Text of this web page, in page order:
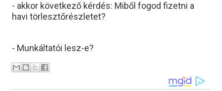
- akkor következő kérdés: Miből fogod fizetni a
havi törlesztőrészletet?
- Munkáltatói lesz-e?